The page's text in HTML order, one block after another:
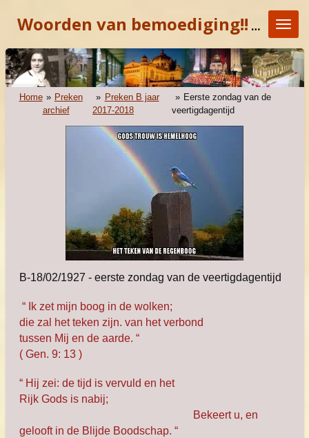
direct
de
hoofdinhoud
Woorden van bemoediging!!"KOM
Home » Preken
archief
» Preken B jaar
2017-2018
» Eerste zondag van de
veertigdagentijd
B-18/02/1927 - eerste zondag van de veertigdagentijd
“ Ik zet mijn boog in de wolken;
die zal het teken zijn. van het verbond
tussen Mij en de aarde. “
( Gen. 9: 13 )
“ Hij zei: de tijd is vervuld en het
Rijk Gods is nabij;
Bekeert u, en
gelooft in de Blijde Boodschap. “